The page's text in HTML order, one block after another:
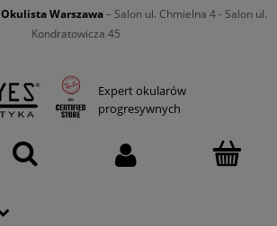
Okulista Warszawa– Salon ul. Chmielna 4 - Salon ul.
Kondratowicza 45
Expert okularów
progresywnych